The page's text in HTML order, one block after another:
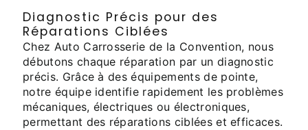
Diagnostic Précis pour des
Réparations Ciblées
Chez Auto Carrosserie de la Convention, nous
débutons chaque réparation par un diagnostic
précis. Grâce à des équipements de pointe,
notre équipe identifie rapidement les problèmes
mécaniques, électriques ou électroniques,
permettant des réparations ciblées et efficaces.